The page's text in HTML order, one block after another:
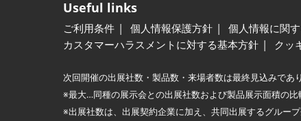
Useful links
ご利用条件 個人情報保護方針 個人情報に関
カスタマーハラスメントに対する基本方針
クッ
次回開催の出展社数・製品数・来場者数は最終見込みであ
※最大…同種の展示会との出展社数および製品展示面積の比
※出展社数は、出展契約企業に加え、共同出展するグルー